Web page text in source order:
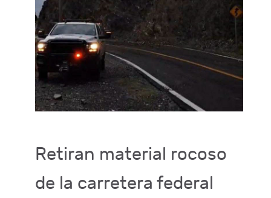
Retiran material rocoso
de la carretera federal